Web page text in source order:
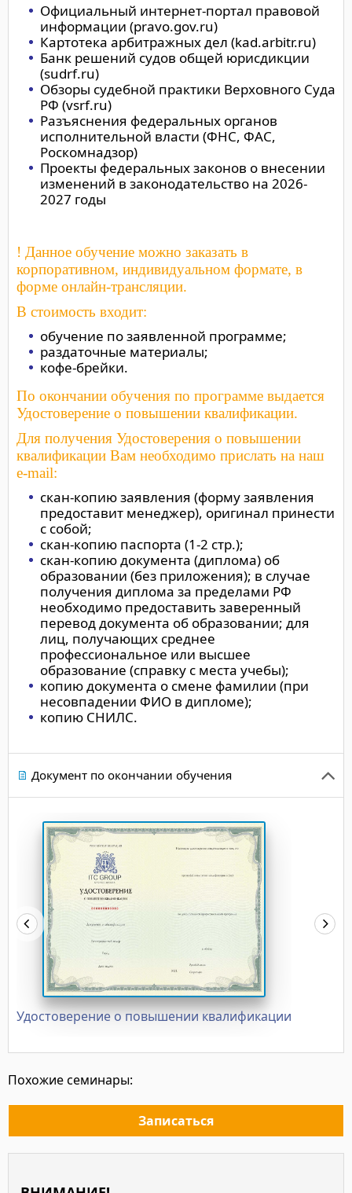
Официальный интернет-портал правовой
информации (pravo.gov.ru)
Картотека арбитражных дел (kad.arbitr.ru)
Банк решений судов общей юрисдикции
(sudrf.ru)
Обзоры судебной практики Верховного Суда
РФ (vsrf.ru)
Разъяснения федеральных органов
исполнительной власти (ФНС, ФАС,
Роскомнадзор)
Проекты федеральных законов о внесении
изменений в законодательство на 2026-
2027 годы
! Данное обучение можно заказать в
корпоративном, индивидуальном формате, в
форме онлайн-трансляции.
В стоимость входит:
обучение по заявленной программе;
раздаточные материалы;
кофе-брейки.
По окончании обучения по программе выдается
Удостоверение о повышении квалификации.
Для получения Удостоверения о повышении
квалификации Вам необходимо прислать на наш
e-mail:
скан-копию заявления (форму заявления
предоставит менеджер), оригинал принести
с собой;
скан-копию паспорта (1-2 стр.);
скан-копию документа (диплома) об
образовании (без приложения); в случае
получения диплома за пределами РФ
необходимо предоставить заверенный
перевод документа об образовании; для
лиц, получающих среднее
профессиональное или высшее
образование (справку с места учебы);
копию документа о смене фамилии (при
несовпадении ФИО в дипломе);
копию СНИЛС.
Документ по окончании обучения
Удостоверение о повышении квалификации
Похожие семинары:
Записаться